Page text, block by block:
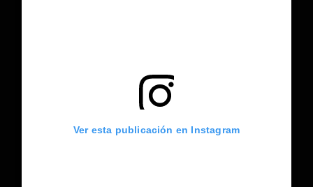
Ver esta publicación en Instagram